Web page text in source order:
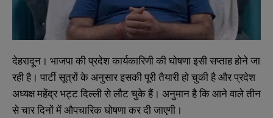
देहरादून। भाजपा की प्रदेश कार्यकारिणी की घोषणा इसी सप्ताह होने जा
रही है। पार्टी सूत्रों के अनुसार इसकी पूरी तैयारी हो चुकी है और प्रदेश
अध्यक्ष महेंद्र भट्ट दिल्ली से लौट चुके हैं। अनुमान है कि आने वाले तीन
से चार दिनों में औपचारिक घोषणा कर दी जाएगी।